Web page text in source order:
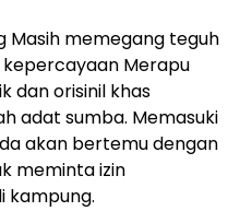
Masih memegang teguh
Merapu
dan orisinil khas
adat sumba. Memasuki
akan bertemu dengan
meminta izin
kampung.